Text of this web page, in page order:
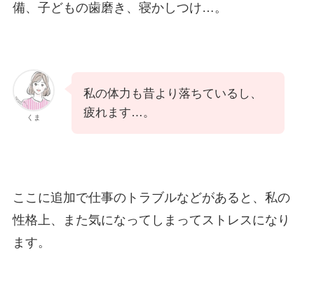
備、子どもの歯磨き、寝かしつけ…。
くま
私の体力も昔より落ちているし、
疲れます…。
ここに追加で仕事のトラブルなどがあると、私の
性格上、また気になってしまってストレスになり
ます。